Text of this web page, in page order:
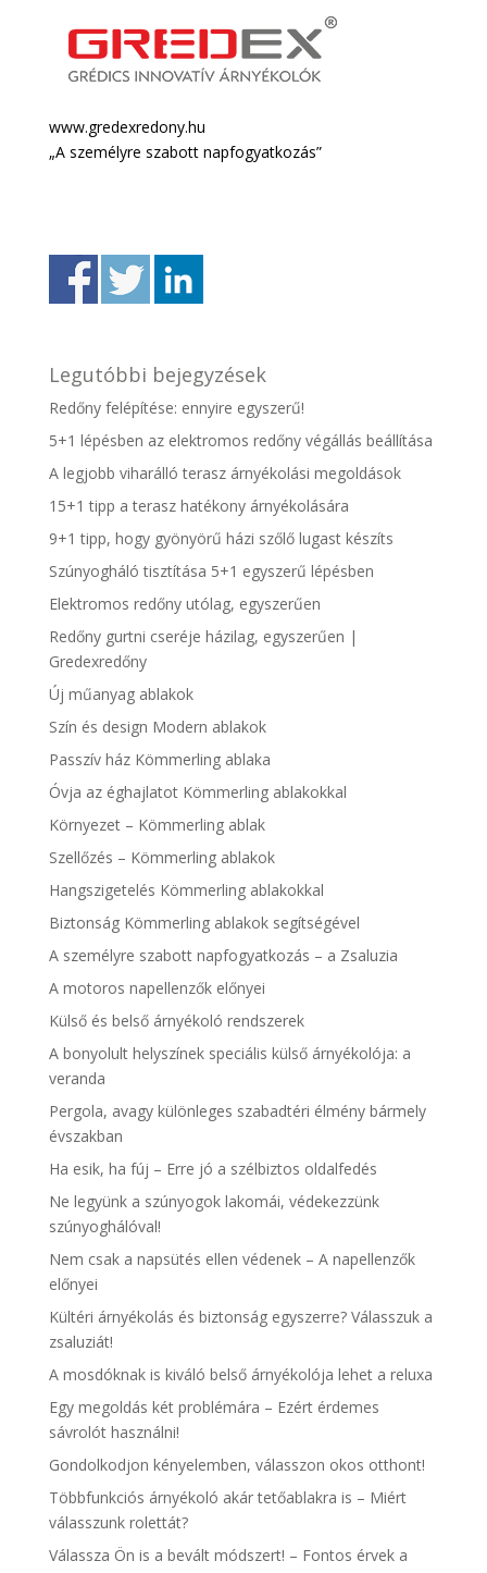
www.gredexredony.hu
„A személyre szabott napfogyatkozás”
Legutóbbi bejegyzések
Redőny felépítése: ennyire egyszerű!
5+1 lépésben az elektromos redőny végállás beállítása
A legjobb viharálló terasz árnyékolási megoldások
15+1 tipp a terasz hatékony árnyékolására
9+1 tipp, hogy gyönyörű házi szőlő lugast készíts
Szúnyogháló tisztítása 5+1 egyszerű lépésben
Elektromos redőny utólag, egyszerűen
Redőny gurtni cseréje házilag, egyszerűen |
Gredexredőny
Új műanyag ablakok
Szín és design Modern ablakok
Passzív ház Kömmerling ablaka
Óvja az éghajlatot Kömmerling ablakokkal
Környezet – Kömmerling ablak
Szellőzés – Kömmerling ablakok
Hangszigetelés Kömmerling ablakokkal
Biztonság Kömmerling ablakok segítségével
A személyre szabott napfogyatkozás – a Zsaluzia
A motoros napellenzők előnyei
Külső és belső árnyékoló rendszerek
A bonyolult helyszínek speciális külső árnyékolója: a
veranda
Pergola, avagy különleges szabadtéri élmény bármely
évszakban
Ha esik, ha fúj – Erre jó a szélbiztos oldalfedés
Ne legyünk a szúnyogok lakomái, védekezzünk
szúnyoghálóval!
Nem csak a napsütés ellen védenek – A napellenzők
előnyei
Kültéri árnyékolás és biztonság egyszerre? Válasszuk a
zsaluziát!
A mosdóknak is kiváló belső árnyékolója lehet a reluxa
Egy megoldás két problémára – Ezért érdemes
sávrolót használni!
Gondolkodjon kényelemben, válasszon okos otthont!
Többfunkciós árnyékoló akár tetőablakra is – Miért
válasszunk rolettát?
Válassza Ön is a bevált módszert! – Fontos érvek a